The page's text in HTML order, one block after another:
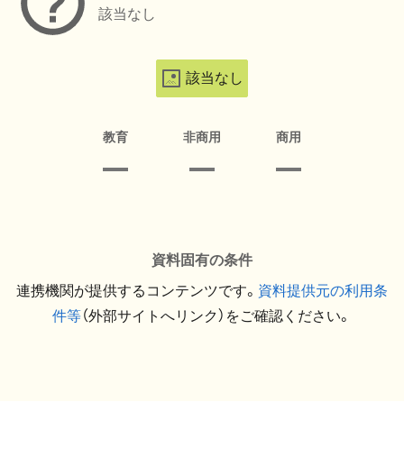
該当なし
該当なし
教育 非商用 商用
資料固有の条件
連携機関が提供するコンテンツです。 資料提供元の利用条
件等（外部サイトへリンク）をご確認ください。